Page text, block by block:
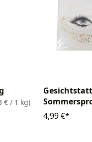
€ / 1 kg)
Metallic
4,99 €*